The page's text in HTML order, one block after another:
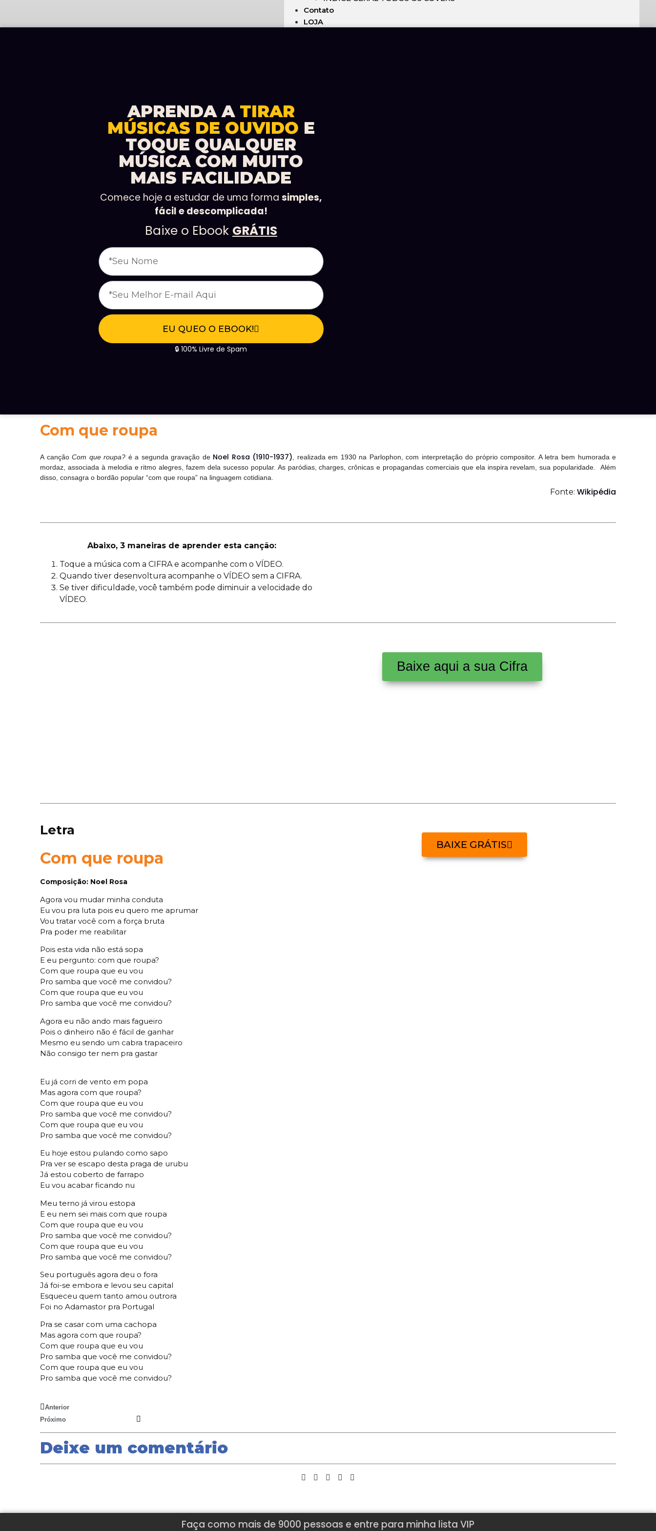
Contato
LOJA
APRENDA A TIRAR
MÚSICAS DE OUVIDO E
TOQUE QUALQUER
MÚSICA COM MUITO
MAIS FACILIDADE
Comece hoje a estudar de uma formasimples,
fácil e descomplicada!
Baixe o Ebook GRÁTIS
EU QUEO O EBOOK!
🔒 100% Livre de Spam
Com que roupa
A cançãoCom que roupa? é a segunda gravação de Noel Rosa (1910-1937), realizada em 1930 na Parlophon, com interpretação do próprio compositor. A letra bem humorada e
mordaz, associada à melodia e ritmo alegres, fazem dela sucesso popular. As paródias, charges, crônicas e propagandas comerciais que ela inspira revelam, sua popularidade. Além
disso, consagra o bordão popular “com que roupa” na linguagem cotidiana.
Fonte: Wikipédia
Abaixo, 3 maneiras de aprender esta canção:
Toque a música com a CIFRA e acompanhe com o VÍDEO.
Quando tiver desenvoltura acompanhe o VÍDEO sem a CIFRA.
Se tiver dificuldade, você também pode diminuir a velocidade do
VÍDEO.
Baixe aqui a sua Cifra
Letra
Com que roupa
Composição: Noel Rosa
Agora vou mudar minha conduta
Eu vou pra luta pois eu quero me aprumar
Vou tratar você com a força bruta
Pra poder me reabilitar
Pois esta vida não está sopa
E eu pergunto: com que roupa?
Com que roupa que eu vou
Pro samba que você me convidou?
Com que roupa que eu vou
Pro samba que você me convidou?
Agora eu não ando mais fagueiro
Pois o dinheiro não é fácil de ganhar
Mesmo eu sendo um cabra trapaceiro
Não consigo ter nem pra gastar
Eu já corri de vento em popa
Mas agora com que roupa?
Com que roupa que eu vou
Pro samba que você me convidou?
Com que roupa que eu vou
Pro samba que você me convidou?
Eu hoje estou pulando como sapo
Pra ver se escapo desta praga de urubu
Já estou coberto de farrapo
Eu vou acabar ficando nu
Meu terno já virou estopa
E eu nem sei mais com que roupa
Com que roupa que eu vou
Pro samba que você me convidou?
Com que roupa que eu vou
Pro samba que você me convidou?
Seu português agora deu o fora
Já foi-se embora e levou seu capital
Esqueceu quem tanto amou outrora
Foi no Adamastor pra Portugal
Pra se casar com uma cachopa
Mas agora com que roupa?
Com que roupa que eu vou
Pro samba que você me convidou?
Com que roupa que eu vou
Pro samba que você me convidou?
BAIXE GRÁTIS
Anterior
Próximo
Deixe um comentário
Faça como mais de 9000 pessoas e entre para minha lista VIP